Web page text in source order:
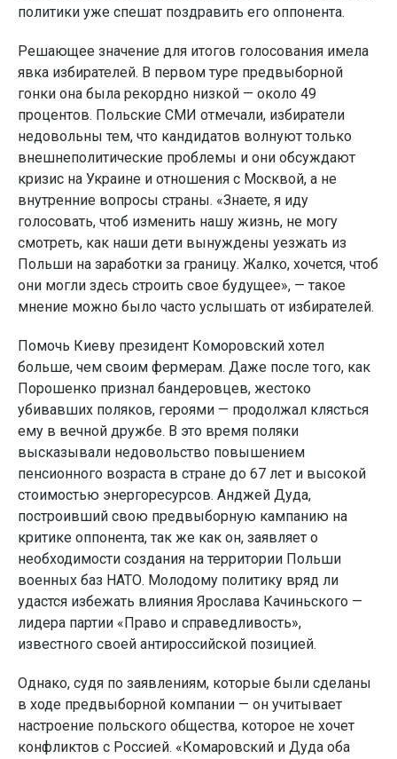
политики уже спешат поздравить его оппонента.
Решающее значение для итогов голосования имела
явка избирателей. В первом туре предвыборной
гонки она была рекордно низкой — около 49
процентов. Польские СМИ отмечали, избиратели
недовольны тем, что кандидатов волнуют только
внешнеполитические проблемы и они обсуждают
кризис на Украине и отношения с Москвой, а не
внутренние вопросы страны. «Знаете, я иду
голосовать, чтоб изменить нашу жизнь, не могу
смотреть, как наши дети вынуждены уезжать из
Польши на заработки за границу. Жалко, хочется, чтоб
они могли здесь строить свое будущее», — такое
мнение можно было часто услышать от избирателей.
Помочь Киеву президент Коморовский хотел
больше, чем своим фермерам. Даже после того, как
Порошенко признал бандеровцев, жестоко
убивавших поляков, героями — продолжал клясться
ему в вечной дружбе. В это время поляки
высказывали недовольство повышением
пенсионного возраста в стране до 67 лет и высокой
стоимостью энергоресурсов. Анджей Дуда,
построивший свою предвыборную кампанию на
критике оппонента, так же как он, заявляет о
необходимости создания на территории Польши
военных баз НАТО. Молодому политику вряд ли
удастся избежать влияния Ярослава Качиньского —
лидера партии «Право и справедливость»,
известного своей антироссийской позицией.
Однако, судя по заявлениям, которые были сделаны
в ходе предвыборной компании — он учитывает
настроение польского общества, которое не хочет
конфликтов с Россией. «Комаровский и Дуда оба